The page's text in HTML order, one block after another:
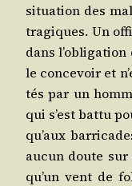
situa­tion des
tra­giques. Un
dans l’o­bli­ga­tion
le conce­voir et
tés par un
qui s’est bat­tu
qu’aux
aucun doute
qu’un vent de